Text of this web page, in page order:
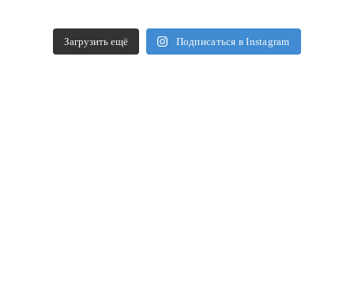
Загрузить ещё Подписаться в Instagram